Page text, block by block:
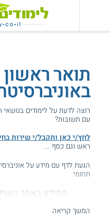
תואר
רוצה לדעת על לימודים
עם תשובות?
לחץ/י כאן ותקבל/י שירות
ראש וגם כסף ...
הגעת לדף עם מידע על
תחומי.
המידע באתר הועיל ל87%
המשך קריאה